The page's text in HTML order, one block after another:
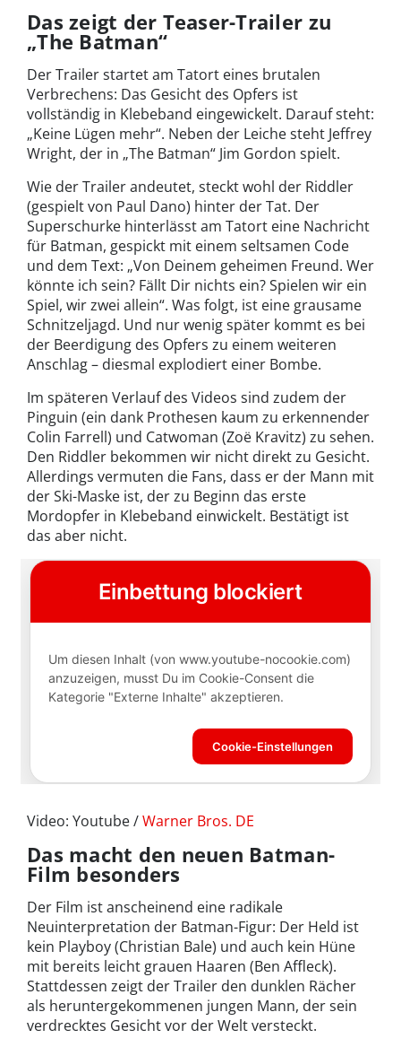
Das zeigt der Teaser-Trailer zu
„The Batman“
Der Trailer startet am Tatort eines brutalen
Verbrechens: Das Gesicht des Opfers ist
vollständig in Klebeband eingewickelt. Darauf steht:
„Keine Lügen mehr“. Neben der Leiche steht Jeffrey
Wright, der in „The Batman“ Jim Gordon spielt.
Wie der Trailer andeutet, steckt wohl der Riddler
(gespielt von Paul Dano) hinter der Tat. Der
Superschurke hinterlässt am Tatort eine Nachricht
für Batman, gespickt mit einem seltsamen Code
und dem Text: „Von Deinem geheimen Freund. Wer
könnte ich sein? Fällt Dir nichts ein? Spielen wir ein
Spiel, wir zwei allein“. Was folgt, ist eine grausame
Schnitzeljagd. Und nur wenig später kommt es bei
der Beerdigung des Opfers zu einem weiteren
Anschlag – diesmal explodiert einer Bombe.
Im späteren Verlauf des Videos sind zudem der
Pinguin (ein dank Prothesen kaum zu erkennender
Colin Farrell) und Catwoman (Zoë Kravitz) zu sehen.
Den Riddler bekommen wir nicht direkt zu Gesicht.
Allerdings vermuten die Fans, dass er der Mann mit
der Ski-Maske ist, der zu Beginn das erste
Mordopfer in Klebeband einwickelt. Bestätigt ist
das aber nicht.
Video: Youtube /Warner Bros. DE
Das macht den neuen Batman-
Film besonders
Der Film ist anscheinend eine radikale
Neuinterpretation der Batman-Figur: Der Held ist
kein Playboy (Christian Bale) und auch kein Hüne
mit bereits leicht grauen Haaren (Ben Affleck).
Stattdessen zeigt der Trailer den dunklen Rächer
als heruntergekommenen jungen Mann, der sein
verdrecktes Gesicht vor der Welt versteckt.